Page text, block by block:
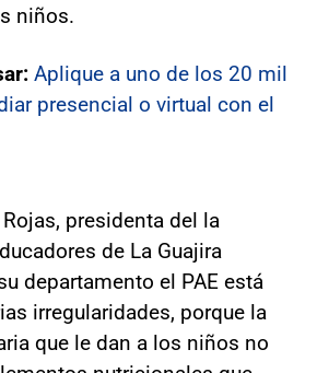
niños.
Aplique a uno de los 20 mil
presencial o virtual con el
presidenta del la
de La Guajira
departamento el PAE está
irregularidades, porque la
que le dan a los niños no